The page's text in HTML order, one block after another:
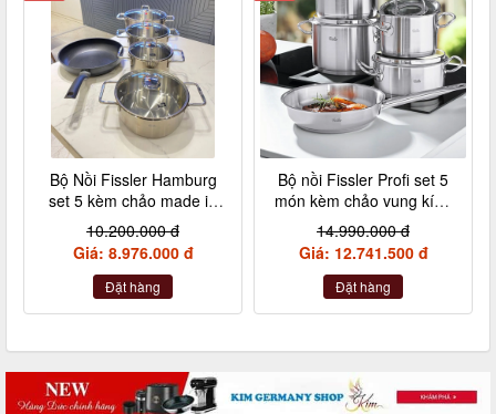
Bộ Nồi Fissler Hamburg
set 5 kèm chảo made in
Germany nội địa Đức
10.200.000 đ
Giá: 8.976.000 đ
Đặt hàng
Bộ nồi Fissler Profi set 5
món kèm chảo vung kính
made in Germany
14.990.000 đ
Giá: 12.741.500 đ
Đặt hàng